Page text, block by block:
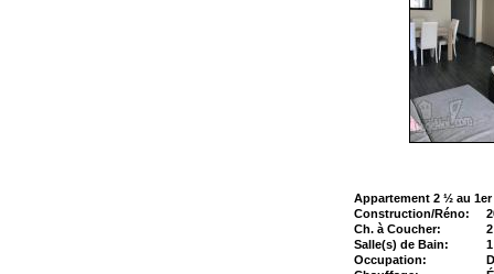
Appartement 2 ½ au 1er
Construction/Réno:
Ch. à Coucher:
2
Salle(s) de Bain:
1
Occupation: